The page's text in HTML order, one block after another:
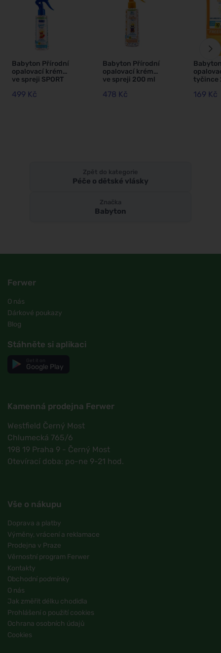
Babyton Přírodní
opalovací krém
ve spreji SPORT
499 Kč
Babyton Přírodní
opalovací krém
ve spreji 200 ml
478 Kč
tyčince
169 Kč
Zpět do kategorie
Péče o dětské vlásky
Značka
Babyton
Ferwer
O nás
Dárkové poukazy
Blog
Stáhněte si aplikaci
Google Play
Kamenná prodejna Ferwer
Westfield Černý Most
Chlumecká 765/6
198 19 Praha 9 - Černý Most
Otevírací doba: po-ne 9-21 hod.
Vše o nákupu
Doprava a platby
Výměny, vrácení a reklamace
Prodejna v Praze
Věrnostní program Ferwer
Kontakty
Obchodní podmínky
O nás
Jak změřit délku chodidla
Prohlášení o použití cookies
Ochrana osobních údajů
Cookies